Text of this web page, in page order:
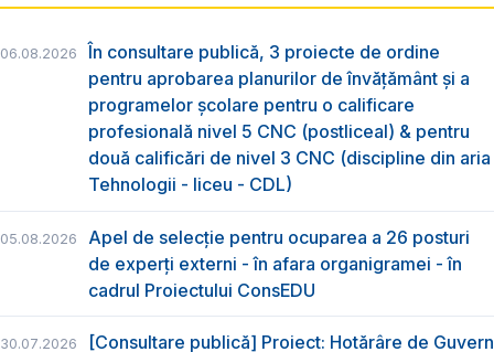
06.08.2026
În consultare publică, 3 proiecte de ordine
pentru aprobarea planurilor de învățământ și a
programelor școlare pentru o calificare
profesională nivel 5 CNC (postliceal) & pentru
două calificări de nivel 3 CNC (discipline din aria
Tehnologii - liceu - CDL)
05.08.2026
Apel de selecție pentru ocuparea a 26 posturi
de experți externi - în afara organigramei - în
cadrul Proiectului ConsEDU
30.07.2026
[Consultare publică] Proiect: Hotărâre de Guvern